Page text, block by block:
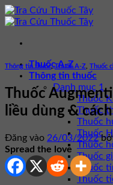
Bỏ
qua
dung
Thuốc A-Z
Thông tin thuốc
Danh mục 1
Thuốc
Thuốc
Thuốc
Thuốc
Thuốc
Thuốc
Thuốc
Thuốc
Thông tin thuốc,Thuốc A-Z Thuốc
Thuốc
liều dùng &
Đăng vào 26/03/2022
Spread the love